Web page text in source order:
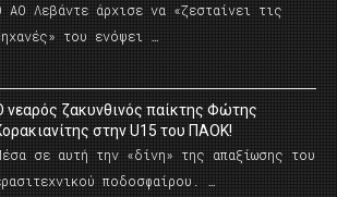
ΑΟ Λεβάντε άρχισε να «ζεσταίνει τις
του ενόψει …
νεαρός ζακυνθινός παίκτης Φώτης
στην U15 του ΠΑΟΚ!
σε αυτή την «δίνη» της απαξίωσης του
ποδοσφαίρου. …